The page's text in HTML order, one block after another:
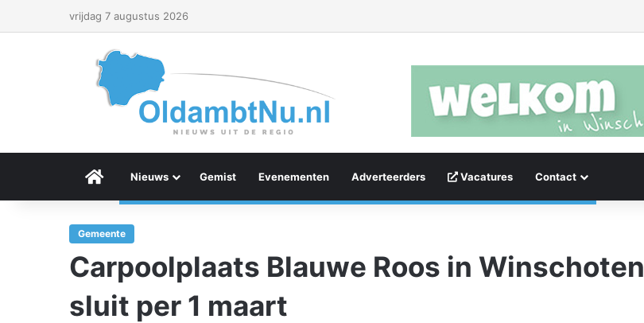
vrijdag 7 augustus 2026
Menu Item
Nieuws Gemist Evenementen Adverteerders Vacatures Contact
Gemeente
Carpoolplaats Blauwe Roos in Winschoten
sluit per 1 maart